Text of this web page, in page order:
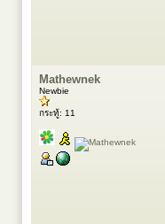
Mathewnek
Newbie
กระทู้: 11